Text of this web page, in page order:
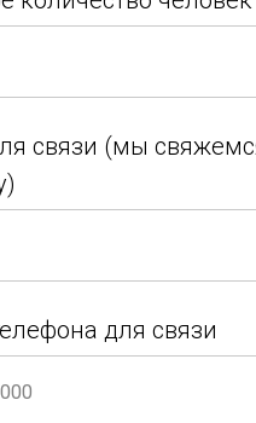
связи (мы
для связи
связи (мы
для связи